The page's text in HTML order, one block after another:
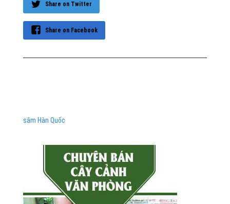
Share on Twitter
Share on Facebook
sâm Hàn Quốc